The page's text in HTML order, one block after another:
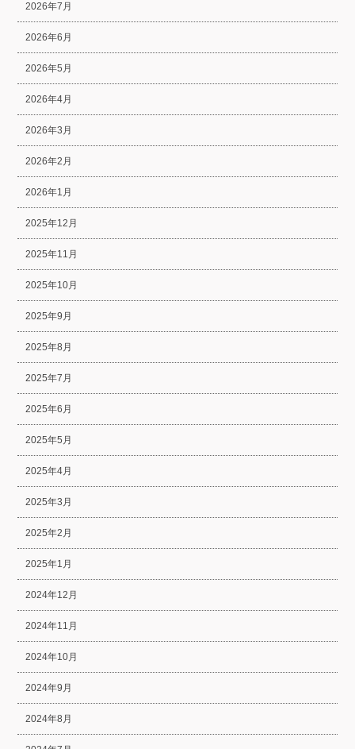
2026年7月
2026年6月
2026年5月
2026年4月
2026年3月
2026年2月
2026年1月
2025年12月
2025年11月
2025年10月
2025年9月
2025年8月
2025年7月
2025年6月
2025年5月
2025年4月
2025年3月
2025年2月
2025年1月
2024年12月
2024年11月
2024年10月
2024年9月
2024年8月